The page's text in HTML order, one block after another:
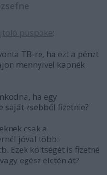
püspöke:
TB-re, ha ezt a pénzt
mennyivel kapnék
ha egy
zsebből fizetnie?
csak a
jóval több:
Ezek költségét is fizetné
egész életén át?